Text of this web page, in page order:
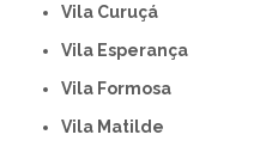
Vila Curuçá
Vila Esperança
Vila Formosa
Vila Matilde